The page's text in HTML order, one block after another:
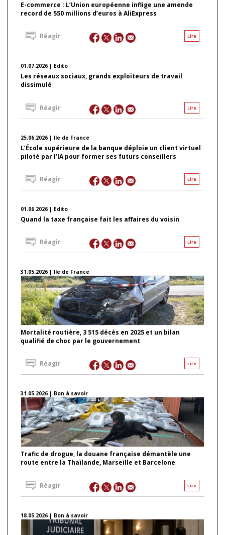
E-commerce : L’Union européenne inflige une amende
record de 550 millions d’euros à AliExpress
Lire
Réagir
01.07.2026 | Edito
Les réseaux sociaux, grands exploiteurs de travail
dissimulé
Lire
Réagir
25.06.2026 | Ile de France
L’École supérieure de la banque déploie un client virtuel
piloté par l’IA pour former ses futurs conseillers
Lire
Réagir
01.06.2026 | Edito
Quand la taxe française fait les affaires du voisin
Lire
Réagir
31.05.2026 | Ile de France
Mortalité routière, 3 515 décès en 2025 et un bilan
qualifié de choc par le gouvernement
Lire
Réagir
31.05.2026 | Bon à savoir
Trafic de drogue, la douane française démantèle une
route entre la Thaïlande, Marseille et Barcelone
Lire
Réagir
18.05.2026 | Bon à savoir